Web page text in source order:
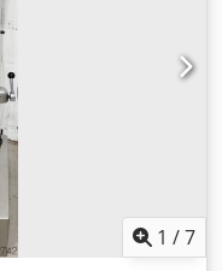
400V, 16A-CEE
vom Fachbetrieb!
Option: Ring
Wartungsvertrag
1 /7